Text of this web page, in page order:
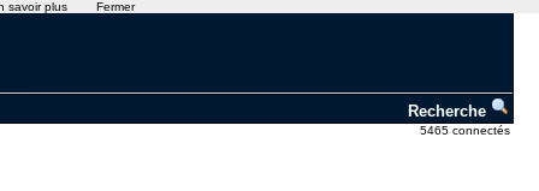
Recherche
5465 connectés
savoir plus Fermer